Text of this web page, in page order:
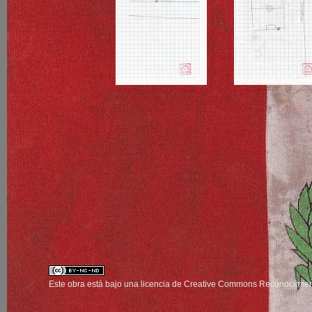
Este obra está bajo unalicencia de Creative Commons